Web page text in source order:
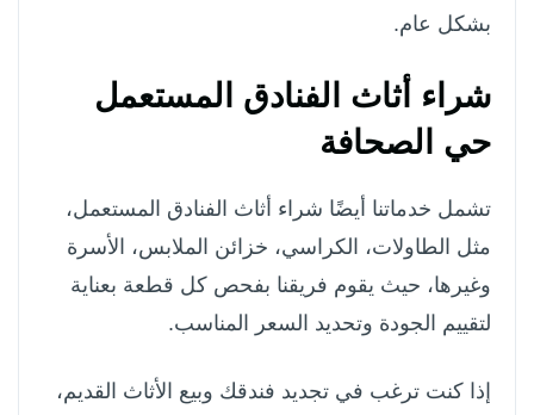
بشكل عام.
شراء أثاث الفنادق المستعمل
حي الصحافة
تشمل خدماتنا أيضًا شراء أثاث الفنادق المستعمل،
مثل الطاولات، الكراسي، خزائن الملابس، الأسرة
وغيرها، حيث يقوم فريقنا بفحص كل قطعة بعناية
لتقييم الجودة وتحديد السعر المناسب.
إذا كنت ترغب في تجديد فندقك وبيع الأثاث القديم،